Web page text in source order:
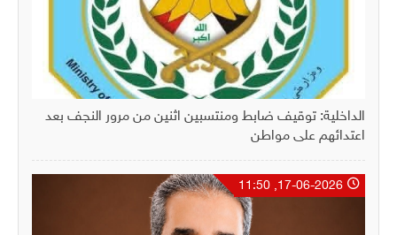
الداخلية: توقيف ضابط ومنتسبين اثنين من مرور النجف بعد
اعتدائهم على مواطن